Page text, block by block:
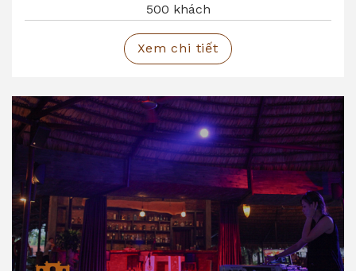
500 khách
Xem chi tiết